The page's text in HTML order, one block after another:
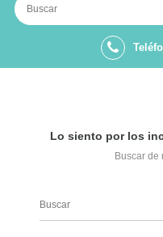
Lo siento por los
Buscar de